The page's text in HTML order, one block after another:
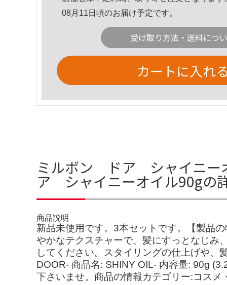
08月11日頃のお届け予定です。
受け取り方法・送料につ
カートに入れ
ミルボン ドア シャイニー
ア シャイニーオイル90gの
商品説明
新品未使用です。3本セットです。【製品
やかなテクスチャーで、髪にすっとなじみ
してください。スタイリングの仕上げや、
DOOR- 商品名: SHINY OIL- 内容量: 90g
下さいませ。商品の情報カテゴリー:コス